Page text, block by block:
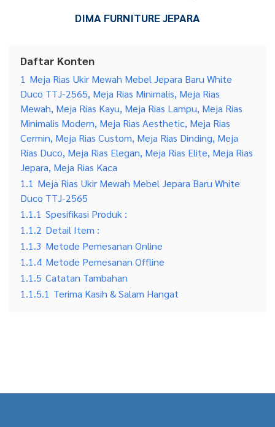
DIMA FURNITURE JEPARA
Daftar Konten
1 Meja Rias Ukir Mewah Mebel Jepara Baru White
Duco TTJ-2565, Meja Rias Minimalis, Meja Rias
Mewah, Meja Rias Kayu, Meja Rias Lampu, Meja Rias
Minimalis Modern, Meja Rias Aesthetic, Meja Rias
Cermin, Meja Rias Custom, Meja Rias Dinding, Meja
Rias Duco, Meja Rias Elegan, Meja Rias Elite, Meja Rias
Jepara, Meja Rias Kaca
1.1 Meja Rias Ukir Mewah Mebel Jepara Baru White
Duco TTJ-2565
1.1.1 Spesifikasi Produk :
1.1.2 Detail Item :
1.1.3 Metode Pemesanan Online
1.1.4 Metode Pemesanan Offline
1.1.5 Catatan Tambahan
1.1.5.1 Terima Kasih & Salam Hangat